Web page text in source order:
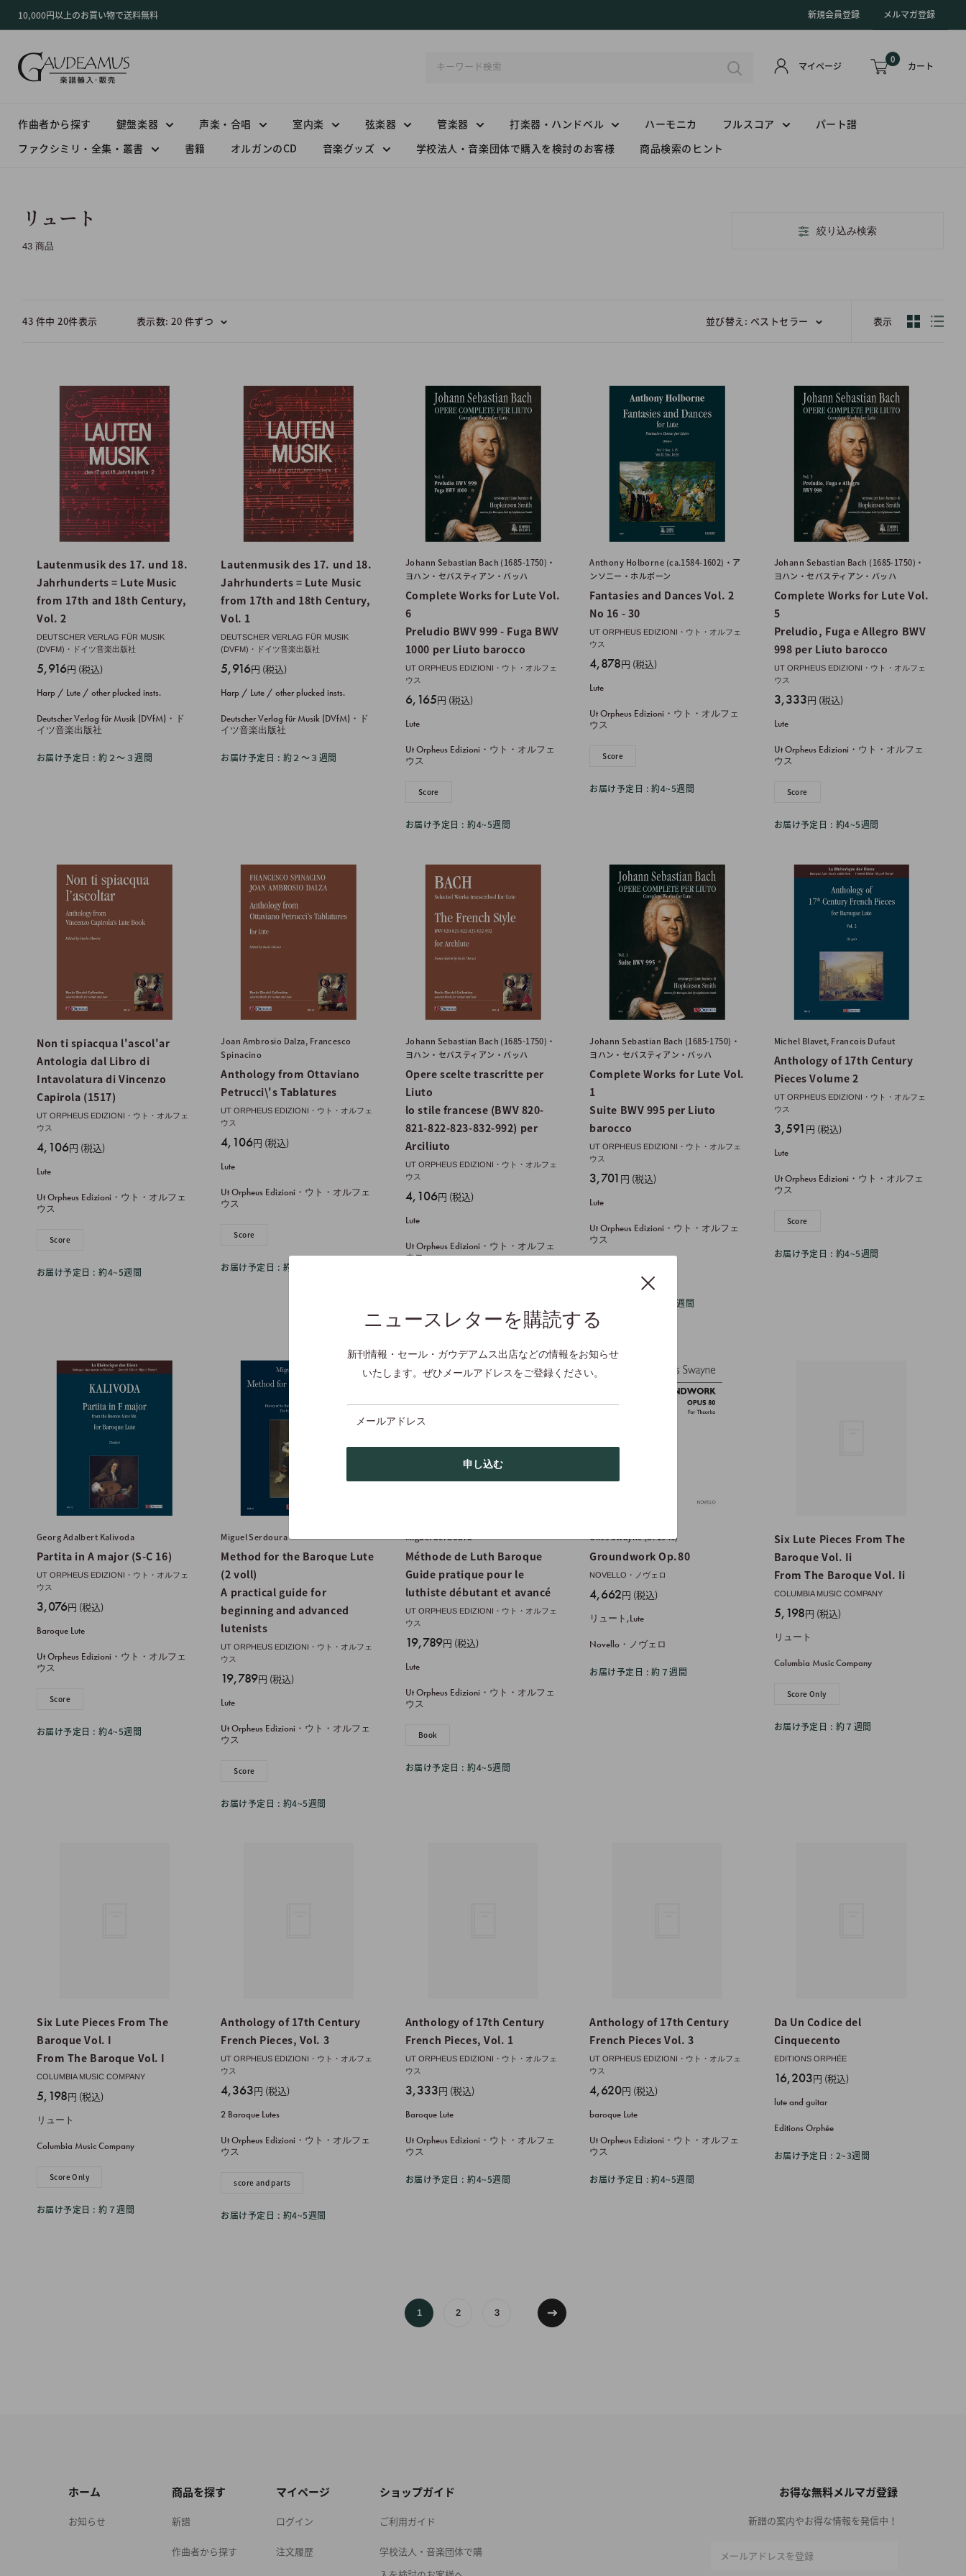
ン
10,000円以上のお買い物で送料無料 新規会員登録 メルマガ登録
ニュースレターを購読する
新刊情報・セール・ガウデアムス出店などの情報をお知らせ
いたします。ぜひメールアドレスをご登録ください。
メールアドレス
申し込む
マイページ
0
カート
作曲者から探す 鍵盤楽器 声楽・合唱 室内楽 弦楽器 管楽器 打楽器・ハンドベル ハーモニカ フルスコア
パート譜
ファクシミリ・全集・叢書
書籍 オルガンのCD 音楽グッズ 学校法人・音楽団体で購入を検討のお客様 商品検索のヒント
リュート
43 商品
絞り込み検索
43 件中 20件表示 表示数: 20 件ずつ 並び替え: ベストセラー 表示
Lautenmusik des 17. und 18.
Jahrhunderts = Lute Music
from 17th and 18th Century,
Vol. 2
DEUTSCHER VERLAG FÜR MUSIK
(DVFM)・ドイツ音楽出版社
販
価
格
5,916円 (税込)
Harp / Lute / other plucked insts.
Deutscher Verlag für Musik (DVfM)・ド
イツ音楽出版社
お届け予定日 : 約２〜３週間
Lautenmusik des 17. und 18.
Jahrhunderts = Lute Music
from 17th and 18th Century,
Vol. 1
DEUTSCHER VERLAG FÜR MUSIK
(DVFM)・ドイツ音楽出版社
販
価
格
5,916円 (税込)
Harp / Lute / other plucked insts.
Deutscher Verlag für Musik (DVfM)・ド
イツ音楽出版社
お届け予定日 : 約２〜３週間
Johann Sebastian Bach (1685-1750)・
ヨハン・セバスティアン・バッハ
Complete Works for Lute Vol.
6
Preludio BWV 999 - Fuga BWV
1000 per Liuto barocco
UT ORPHEUS EDIZIONI・ウト・オルフェ
ウス
販
価
格
6,165円 (税込)
Lute
Ut Orpheus Edizioni・ウト・オルフェ
ウス
Score
お届け予定日 : 約4~5週間
Anthony Holborne (ca.1584-1602)・ア
ンソニー・ホルボーン
Fantasies and Dances Vol. 2
No 16 - 30
UT ORPHEUS EDIZIONI・ウト・オルフェ
ウス
販
価
格
4,878円 (税込)
Lute
Ut Orpheus Edizioni・ウト・オルフェ
ウス
Score
お届け予定日 : 約4~5週間
Johann Sebastian Bach (1685-1750)・
ヨハン・セバスティアン・バッハ
Complete Works for Lute Vol.
5
Preludio, Fuga e Allegro BWV
998 per Liuto barocco
UT ORPHEUS EDIZIONI・ウト・オルフェ
ウス
販
価
格
3,333円 (税込)
Lute
Ut Orpheus Edizioni・ウト・オルフェ
ウス
Score
お届け予定日 : 約4~5週間
Non ti spiacqua l'ascol'ar
Antologia dal Libro di
Intavolatura di Vincenzo
Capirola (1517)
UT ORPHEUS EDIZIONI・ウト・オルフェ
ウス
販
価
格
4,106円 (税込)
Lute
Ut Orpheus Edizioni・ウト・オルフェ
ウス
Score
お届け予定日 : 約4~5週間
Joan Ambrosio Dalza, Francesco
Spinacino
Anthology from Ottaviano
Petrucci\'s Tablatures
UT ORPHEUS EDIZIONI・ウト・オルフェ
ウス
販
価
格
4,106円 (税込)
Lute
Ut Orpheus Edizioni・ウト・オルフェ
ウス
Score
お届け予定日 : 約4~5週間
Johann Sebastian Bach (1685-1750)・
ヨハン・セバスティアン・バッハ
Opere scelte trascritte per
Liuto
lo stile francese (BWV 820-
821-822-823-832-992) per
Arciliuto
UT ORPHEUS EDIZIONI・ウト・オルフェ
ウス
販
価
格
4,106円 (税込)
Lute
Ut Orpheus Edizioni・ウト・オルフェ
ウス
お届け予定日 : 約4~5週間
Johann Sebastian Bach (1685-1750)・
ヨハン・セバスティアン・バッハ
Complete Works for Lute Vol.
1
Suite BWV 995 per Liuto
barocco
UT ORPHEUS EDIZIONI・ウト・オルフェ
ウス
販
価
格
3,701 円 (税込)
Lute
Ut Orpheus Edizioni・ウト・オルフェ
ウス
お届け予定日 : 約4~5週間
Michel Blavet, Francois Dufaut
Anthology of 17th Century
Pieces Volume 2
UT ORPHEUS EDIZIONI・ウト・オルフェ
ウス
販
価
格
3,591 円 (税込)
Lute
Ut Orpheus Edizioni・ウト・オルフェ
ウス
Score
お届け予定日 : 約4~5週間
Georg Adalbert Kalivoda
Partita in A major (S-C 16)
UT ORPHEUS EDIZIONI・ウト・オルフェ
ウス
販
価
格
3,076円 (税込)
Baroque Lute
Ut Orpheus Edizioni・ウト・オルフェ
ウス
Score
お届け予定日 : 約4~5週間
Miguel Serdoura
Method for the Baroque Lute
(2 voll)
A practical guide for
beginning and advanced
lutenists
UT ORPHEUS EDIZIONI・ウト・オルフェ
ウス
販
価
格
19,789円 (税込)
Lute
Ut Orpheus Edizioni・ウト・オルフェ
ウス
Score
お届け予定日 : 約4~5週間
Miguel Serdoura
Méthode de Luth Baroque
Guide pratique pour le
luthiste débutant et avancé
UT ORPHEUS EDIZIONI・ウト・オルフェ
ウス
販
価
格
19,789円 (税込)
Lute
Ut Orpheus Edizioni・ウト・オルフェ
ウス
Book
お届け予定日 : 約4~5週間
Giles Swayne (b. 1946)
Groundwork Op.80
NOVELLO・ノヴェロ
販
価
格
4,662円 (税込)
リュート,Lute
Novello・ノヴェロ
お届け予定日 : 約７週間
Six Lute Pieces From The
Baroque Vol. Ii
From The Baroque Vol. Ii
COLUMBIA MUSIC COMPANY
販
価
格
5,198円 (税込)
リュート
Columbia Music Company
Score Only
お届け予定日 : 約７週間
Six Lute Pieces From The
Baroque Vol. I
From The Baroque Vol. I
COLUMBIA MUSIC COMPANY
販
価
格
5,198円 (税込)
リュート
Columbia Music Company
Score Only
お届け予定日 : 約７週間
Anthology of 17th Century
French Pieces, Vol. 3
UT ORPHEUS EDIZIONI・ウト・オルフェ
ウス
販
価
格
4,363円 (税込)
2 Baroque Lutes
Ut Orpheus Edizioni・ウト・オルフェ
ウス
score and parts
お届け予定日 : 約4~5週間
Anthology of 17th Century
French Pieces, Vol. 1
UT ORPHEUS EDIZIONI・ウト・オルフェ
ウス
販
価
格
3,333円 (税込)
Baroque Lute
Ut Orpheus Edizioni・ウト・オルフェ
ウス
お届け予定日 : 約4~5週間
Anthology of 17th Century
French Pieces Vol. 3
UT ORPHEUS EDIZIONI・ウト・オルフェ
ウス
販
価
格
4,620円 (税込)
baroque Lute
Ut Orpheus Edizioni・ウト・オルフェ
ウス
お届け予定日 : 約4~5週間
Da Un Codice del
Cinquecento
EDITIONS ORPHÉE
販
価
格
16,203円 (税込)
lute and guitar
Editions Orphée
お届け予定日 : 2~3週間
1 2 3
ホーム
お知らせ
商品を探す
新譜
作曲者から探す
マイページ
ログイン
注文履歴
ショップガイド
ご利用ガイド
学校法人・音楽団体で購
お得な無料メルマガ登録
新譜の案内やお得な情報を発信中！
メールアドレスを登録